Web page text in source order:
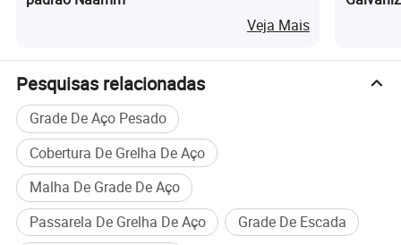
Perfil da empresa
Fabrico de Maquinaria Jiulong Ningbo Co Ltd é uma das maiores
fabricantes de grade de aço na China. Temos 8 executando linhas
com capacidade anual de 100 000 toneladas. Gradeamento
Jiulong tem exportado para mais de 30 países. Escolha Jiulong
chiadeira é a decisão correcta!
Veja Mais
Pesquisas relacionadas
Grade De Aço Pesado
Cobertura De Grelha De Aço
Malha De Grade De Aço
Passarela De Grelha De Aço
Grade De Escada